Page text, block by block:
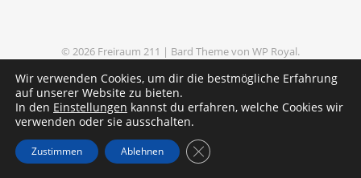
© 2026 Freiraum 211 | Bard Theme von WP Royal.
Datenschutzerklärung
Impressum
ZURÜCK NACH OBEN
Wir verwenden Cookies, um dir die bestmögliche Erfahrung
auf unserer Website zu bieten.
In den Einstellungen kannst du erfahren, welche Cookies wir
verwenden oder sie ausschalten.
Zustimmen Ablehnen GDPR Cookie-Banner